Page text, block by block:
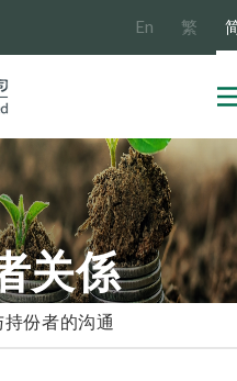
En 繁
关係
持份者的沟通